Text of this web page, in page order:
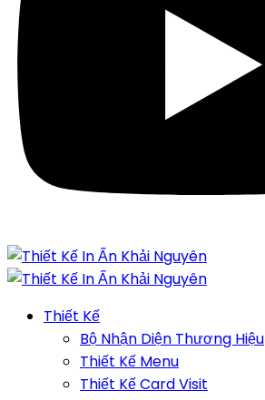
Thiết Kế
Bộ Nhận Diện Thương Hiệu
Thiết Kế Menu
Thiết Kế Card Visit